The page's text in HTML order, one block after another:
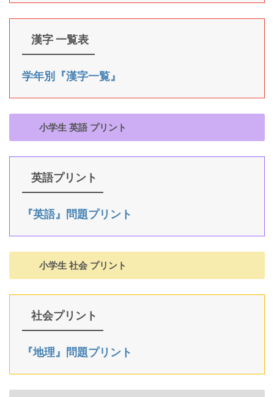
漢字 一覧表
学年別『漢字一覧』
小学生 英語 プリント
英語プリント
『英語』問題プリント
小学生 社会 プリント
社会プリント
『地理』問題プリント